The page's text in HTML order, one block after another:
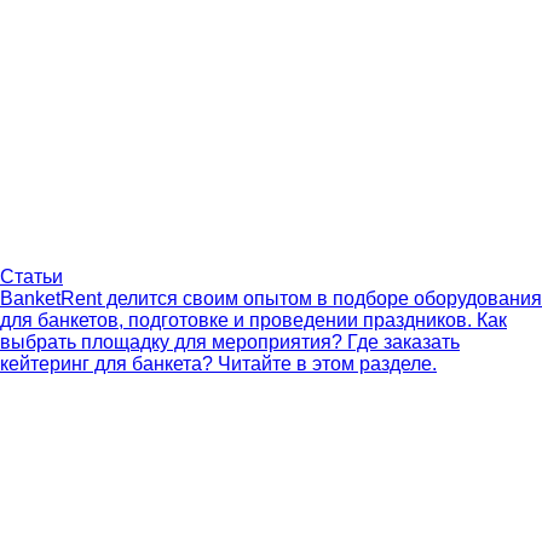
Статьи
BanketRent делится своим опытом в подборе оборудования
для банкетов, подготовке и проведении праздников. Как
выбрать площадку для мероприятия? Где заказать
кейтеринг для банкета? Читайте в этом разделе.